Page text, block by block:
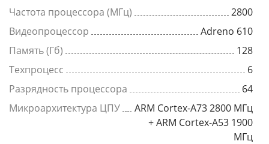
Частота процессора (МГц)
2800
Видеопроцессор
Adreno 610
Память (Гб)
128
Техпроцесс
6
Разрядность процессора
64
Микроархитектура ЦПУ
ARM Cortex-A73 2800 МГц
+ ARM Cortex-A53 1900
МГц